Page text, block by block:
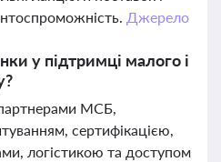
Джерело
у підтримці малого і
МСБ,
сертифікацією,
логістикою та доступом